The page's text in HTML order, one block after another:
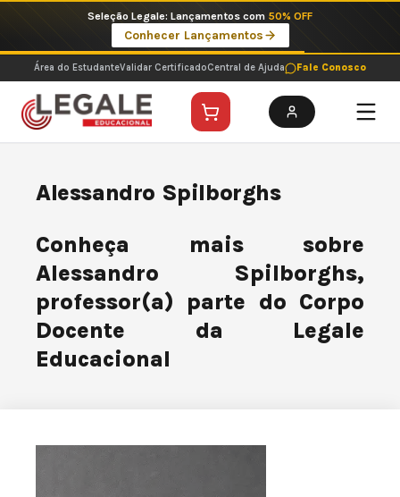
o
conteúdo
Seleção Legale: Lançamentos com 50% OFF
Conhecer Lançamentos
Área do EstudanteValidar CertificadoCentral de Ajuda Fale Conosco
Alessandro Spilborghs
Conheça mais sobre
Alessandro Spilborghs,
professor(a) parte do Corpo
Docente da Legale
Educacional